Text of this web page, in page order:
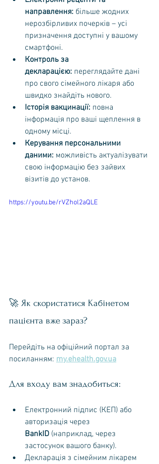
направлення: більше жодних
нерозбірливих почерків – усі
призначення доступні у вашому
смартфоні.
Контроль за
декларацією: переглядайте дані
про свого сімейного лікаря або
швидко знайдіть нового.
Історія вакцинації: повна
інформація про ваші щеплення в
одному місці.
Керування персональними
даними: можливість актуалізувати
свою інформацію без зайвих
візитів до установ.
https://youtu.be/rVZhol2aQLE
🚀 Як скористатися Кабінетом
пацієнта вже зараз?
Перейдіть на офіційний портал за
посиланням: my.ehealth.gov.ua
Для входу вам знадобиться:
Електронний підпис (КЕП) або
авторизація через
BankID (наприклад, через
застосунок вашого банку).
Декларація з сімейним лікарем